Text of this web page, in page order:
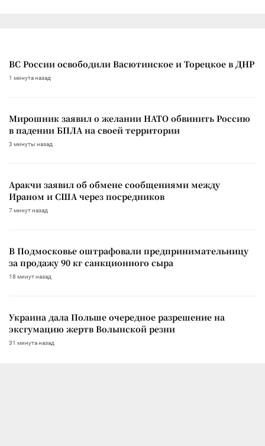
ВС России освободили Васютинское и Торецкое в ДНР
1 минута назад
Мирошник заявил о желании НАТО обвинить Россию
в падении БПЛА на своей территории
3 минуты назад
Аракчи заявил об обмене сообщениями между
Ираном и США через посредников
7 минут назад
В Подмосковье оштрафовали предпринимательницу
за продажу 90 кг санкционного сыра
18 минут назад
Украина дала Польше очередное разрешение на
эксгумацию жертв Волынской резни
31 минута назад